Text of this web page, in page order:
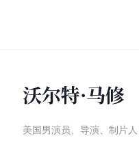
沃尔特·马修
美国男演员、导演、制片人